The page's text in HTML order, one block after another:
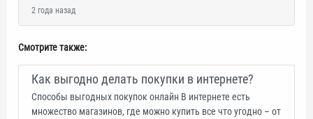
2 года назад
Смотрите также:
Как выгодно делать покупки в интернете?
Способы выгодных покупок онлайн В интернете есть
множество магазинов, где можно купить все что угодно – от